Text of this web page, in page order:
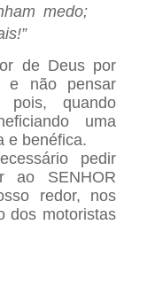
medo;
de Deus por
e não pensar
pois, quando
uma
e benéfica.
pedir
ao SENHOR
redor, nos
dos motoristas